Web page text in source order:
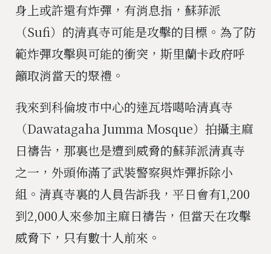
身上或許還有炸彈，有消息指，蘇菲派
（Sufi）的清真寺可能是攻擊的目標。為了防
範炸彈攻擊與可能的衝突，斯里蘭卡政府呼
籲取消當天的聚禮。
我來到科倫坡市中心的達瓦塔噶哈清真寺
（Dawatagaha Jumma Mosque）拍攝主麻
日禱告，那裏也是遭到威脅的蘇菲派清真寺
之一，外頭佈滿了武裝警察與炸彈拆除小
組。清真寺裏的人員告訴我，平日會有1,200
到2,000人來參加主麻日禱告，但當天在攻擊
威脅下，只有數十人前來。